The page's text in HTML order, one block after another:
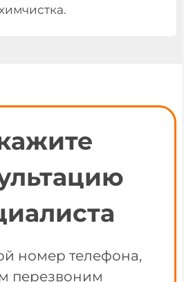
номер телефона,
перезвоним